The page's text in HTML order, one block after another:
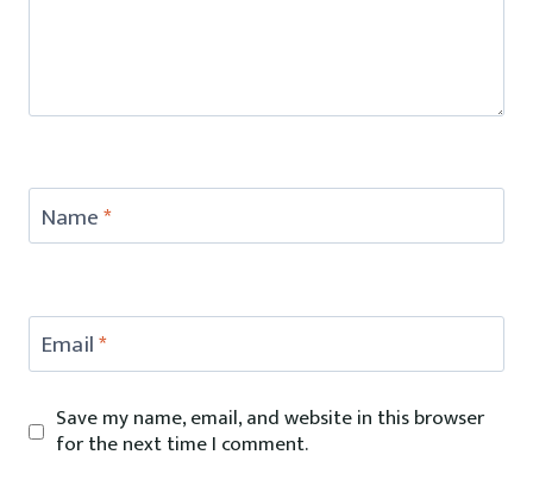
Name*
Email*
Save my name, email, and website in this browser
for the next time I comment.